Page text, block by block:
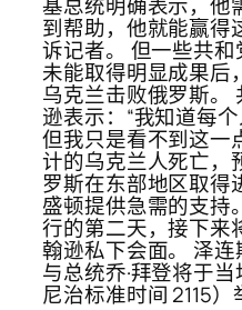
到帮助，他就能赢得
诉记者。 但一些共
未能取得明显成果后
乌克兰击败俄罗斯。
逊表示：“我知道每
但我只是看不到这一
计的乌克兰人死亡，
罗斯在东部地区取得
盛顿提供急需的支持
行的第二天，接下来
翰逊私下会面。 泽连
与总统乔·拜登将于
尼治标准时间 2115）